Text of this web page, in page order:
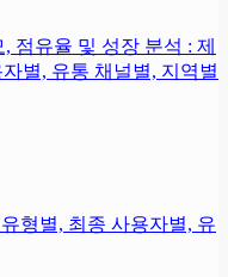
점유율 및 성장 분석 : 제
별, 유통 채널별, 지역별
형별, 최종 사용자별, 유